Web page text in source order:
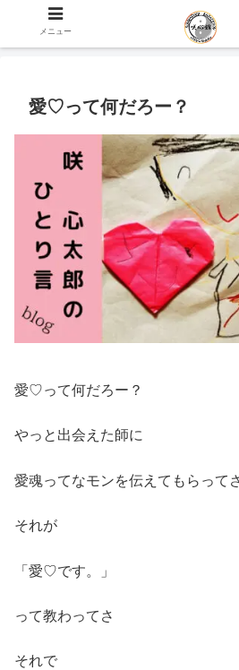
ホーム 咲心館 館長 咲 心太郎
愛♡って何だろー？
愛♡って何だろー？
やっと出会えた師に
愛魂ってなモンを伝えてもらって
それが
「愛♡です。」
って教わってさ
それで
メニュー